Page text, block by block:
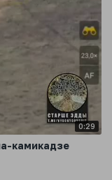
0:29
камикадзе